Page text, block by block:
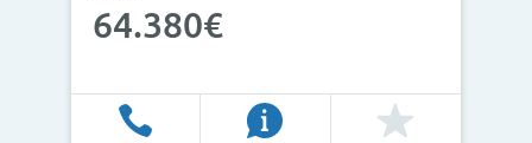
64.380€